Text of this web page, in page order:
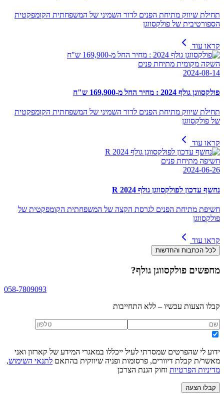
תחילת שיווק מתיחת הפנים לדור השמיני של המשפחתית הקומפקטית
הספורטיבית של פולקסווגן
קראו עוד
השקה מקומית מתיחת פנים
2024-08-14
פולקסווגן גולף 2024 : מחיר החל מ-169,900 ש"ח
תחילת שיווק מתיחת הפנים לדור השמיני של המשפחתית הקומפקטית
של פולקסווגן
קראו עוד
חשיפה מתיחת פנים
2024-06-26
נחשף עדכון לפולקסווגן גולף R 2024
חשיפת מתיחת הפנים לגרסת הקצה של המשפחתית הקומפקטית של
פולקסווגן
קראו עוד
לכל הכתבות והחדשות
מחפשים פולקסווגן גולף?
058-7809093
קבלו הצעות עכשיו – ללא התחייבות
ידוע לי שהפרטים שמסרתי לעיל ייכללו במאגרי המידע של קארזון ואני
מאשר/ת קבלת דיוורים, פרסומות ופניה שיווקית בהתאם לתנאי השימוש,
מדיניות הפרטיות וחוק הגנת הצרכן
קבלו הצעה